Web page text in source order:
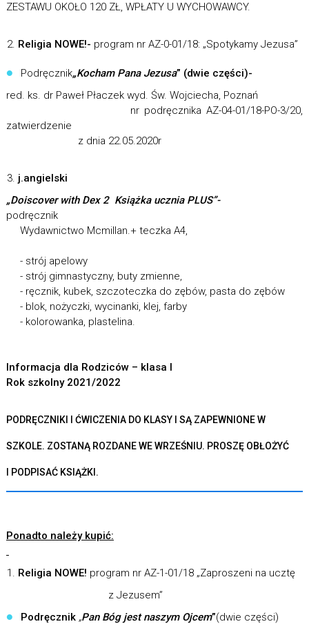
ZESTAWU OKOŁO 120 ZŁ, WPŁATY U WYCHOWAWCY.
Religia NOWE!- program nr AZ-0-01/18: „Spotykamy Jezusa”
Podręcznik„Kocham Pana Jezusa” (dwie części)-
red. ks. dr Paweł Płaczek wyd. Św. Wojciecha, Poznań
nr podręcznika AZ-04-01/18-PO-3/20,
zatwierdzenie
z dnia 22.05.2020r
j.angielski
„Doiscover with Dex 2 Książka ucznia PLUS”-
podręcznik
Wydawnictwo Mcmillan.+ teczka A4,
- strój apelowy
- strój gimnastyczny, buty zmienne,
- ręcznik, kubek, szczoteczka do zębów, pasta do zębów
- blok, nożyczki, wycinanki, klej, farby
- kolorowanka, plastelina.
Informacja dla Rodziców – klasa I
Rok szkolny 2021/2022
PODRĘCZNIKI I ĆWICZENIA DO KLASY I SĄ ZAPEWNIONEW
SZKOLE. ZOSTANĄ ROZDANE WE WRZEŚNIU. PROSZĘ OBŁOŻYĆ
I PODPISAĆ KSIĄŻKI.
Ponadto należy kupić:
Religia NOWE! program nr AZ-1-01/18 „Zaproszeni na ucztę
z Jezusem”
Podręcznik „Pan Bóg jest naszym Ojcem”(dwie części)